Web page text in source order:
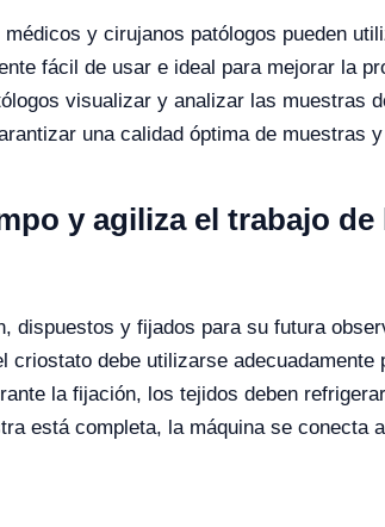
y cirujanos patólogos pueden
fácil de usar e ideal para mejorar la
visualizar y analizar las muestras
una calidad óptima de muestras
y agiliza el trabajo
dispuestos y fijados para su futura
debe utilizarse
la fijación, los tejidos deben
está completa, la máquina se conecta